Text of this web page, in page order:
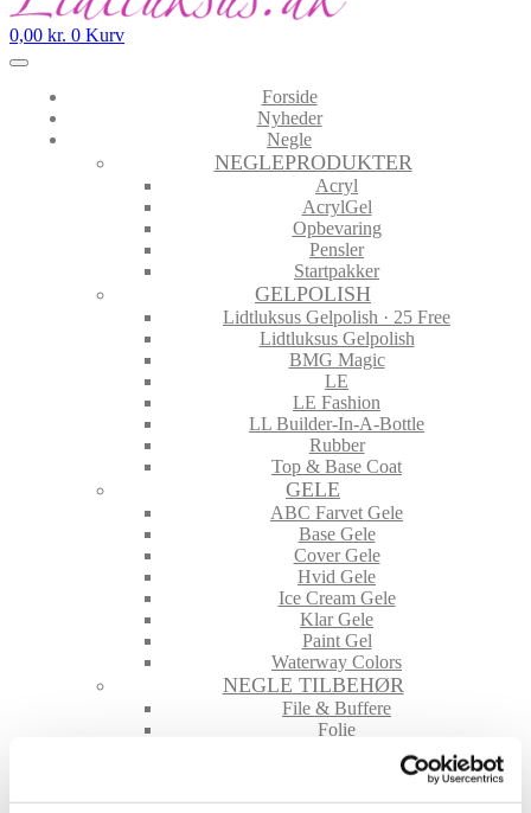
0,00 kr. 0 Kurv
Forside
Nyheder
Negle
NEGLEPRODUKTER
Acryl
AcrylGel
Opbevaring
Pensler
Startpakker
GELPOLISH
Lidtluksus Gelpolish · 25 Free
Lidtluksus Gelpolish
BMG Magic
LE
LE Fashion
LL Builder-In-A-Bottle
Rubber
Top & Base Coat
GELE
ABC Farvet Gele
Base Gele
Cover Gele
Hvid Gele
Ice Cream Gele
Klar Gele
Paint Gel
Waterway Colors
NEGLE TILBEHØR
File & Buffere
Folie
Glimmer & Pigmenter